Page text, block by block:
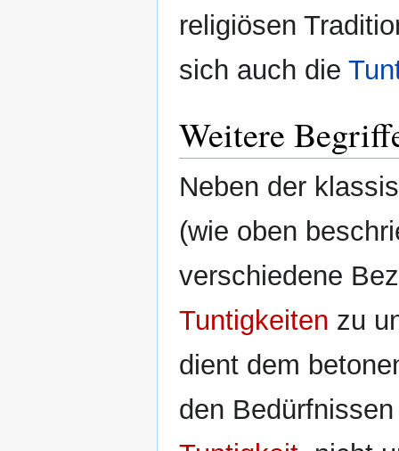
religiösen
sich auch die
Weitere
Neben der
(wie oben
verschiedene
Tuntigkeiten zu
dient dem
den